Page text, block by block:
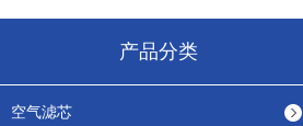
产品分类
空气滤芯